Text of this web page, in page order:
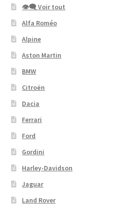
👁‍🗨 Voir tout
Alfa Roméo
Alpine
Aston Martin
BMW
Citroën
Dacia
Ferrari
Ford
Gordini
Harley-Davidson
Jaguar
Land Rover